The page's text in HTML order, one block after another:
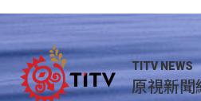
TITV NEWS
原視新聞